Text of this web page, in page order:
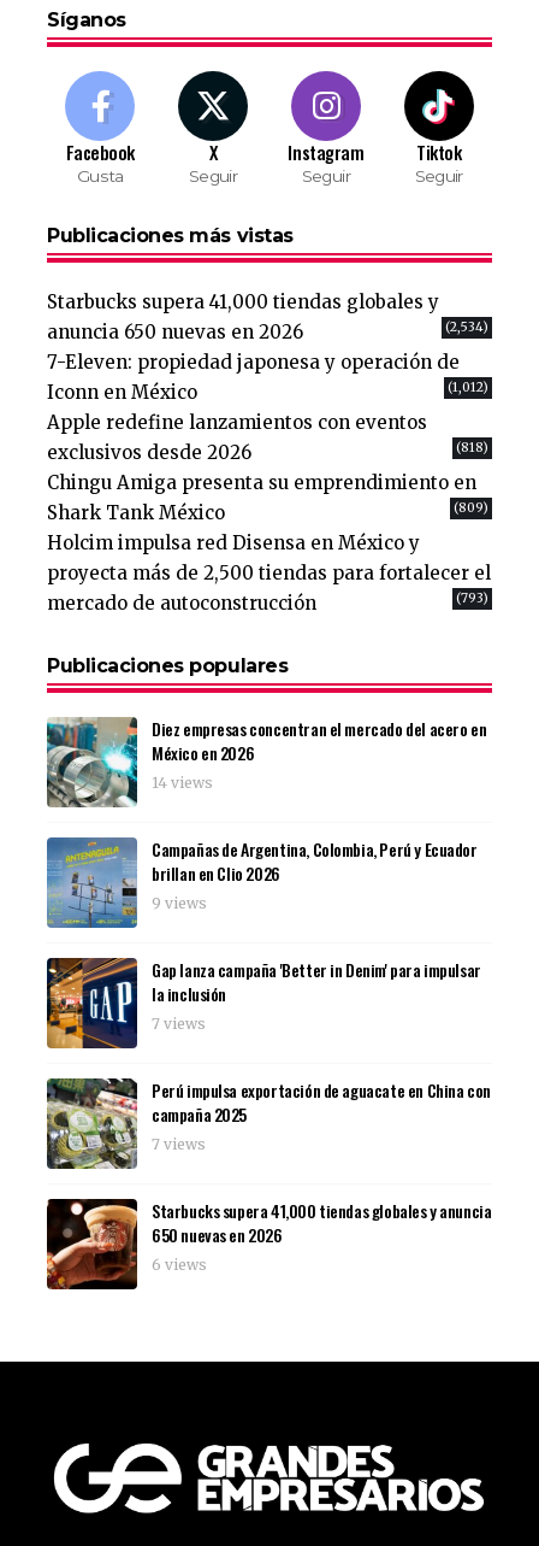
Síganos
Facebook
Gusta
X
Seguir
Instagram
Seguir
Tiktok
Seguir
Publicaciones más vistas
Starbucks supera 41,000 tiendas globales y
anuncia 650 nuevas en 2026
(2,534)
7-Eleven: propiedad japonesa y operación de
Iconn en México
(1,012)
Apple redefine lanzamientos con eventos
exclusivos desde 2026
(818)
Chingu Amiga presenta su emprendimiento en
Shark Tank México
(809)
Holcim impulsa red Disensa en México y
proyecta más de 2,500 tiendas para fortalecer el
mercado de autoconstrucción
(793)
Publicaciones populares
Diez empresas concentran el mercado del acero en
México en 2026
14 views
Campañas de Argentina, Colombia, Perú y Ecuador
brillan en Clio 2026
9 views
Gap lanza campaña 'Better in Denim' para impulsar
la inclusión
7 views
Perú impulsa exportación de aguacate en China con
campaña 2025
7 views
Starbucks supera 41,000 tiendas globales y anuncia
650 nuevas en 2026
6 views